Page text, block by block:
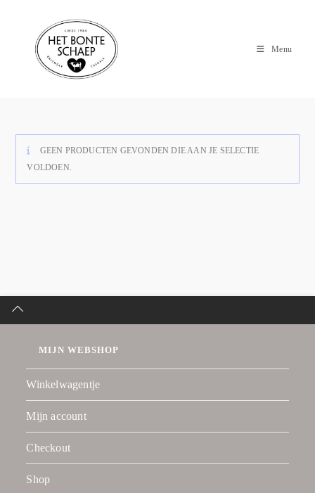
Menu
GEEN PRODUCTEN GEVONDEN DIE AAN JE SELECTIE
VOLDOEN.
MIJN WEBSHOP
Winkelwagentje
Mijn account
Checkout
Shop